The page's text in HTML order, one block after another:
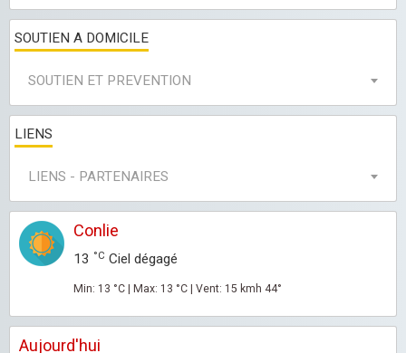
SOUTIEN A DOMICILE
SOUTIEN ET PREVENTION
LIENS
LIENS - PARTENAIRES
Conlie
13 °C Ciel dégagé
Min: 13 °C | Max: 13 °C | Vent: 15 kmh 44°
Aujourd'hui